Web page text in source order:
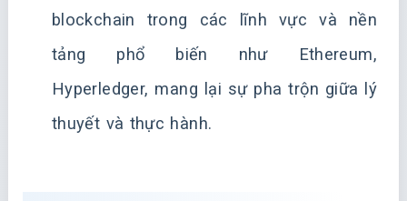
blockchain trong các lĩnh vực và nền
tảng phổ biến như Ethereum,
Hyperledger, mang lại sự pha trộn giữa lý
thuyết và thực hành.